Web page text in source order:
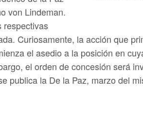
von Lindeman.
respectivas
Curiosamente, la acción que
el asedio a la posición en
el orden de concesión será
publica la De la Paz, marzo del